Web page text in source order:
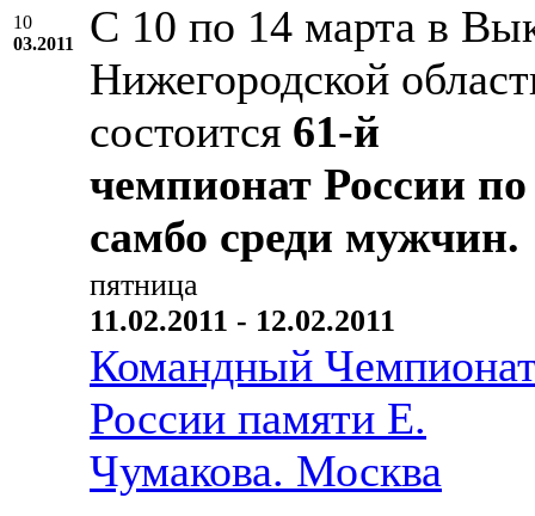
10
03.2011
С 10 по 14 марта в
Нижегородской
состоится 61-й
чемпионат России по
самбо среди мужчин.
пятница
11.02.2011 - 12.02.2011
Командный
России памяти Е.
Чумакова. Москва